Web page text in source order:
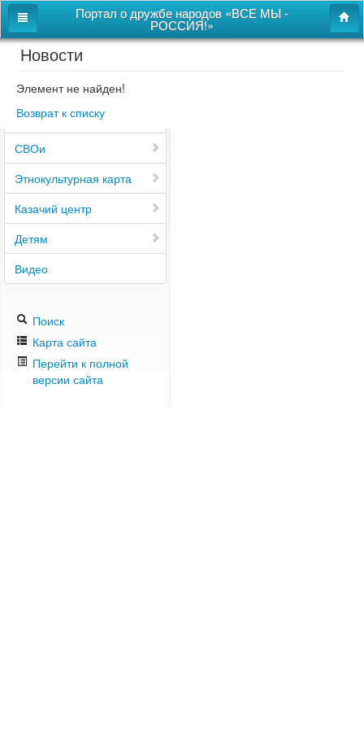
Портал о дружбе народов «ВСЕ МЫ -
РОССИЯ!»
Главная
Дом дружбы народов
Новости
СВОи
Этнокультурная карта
Казачий центр
Детям
Видео
Поиск
Карта сайта
Перейти к полной
версии сайта
Новости
Элемент не найден!
Возврат к списку